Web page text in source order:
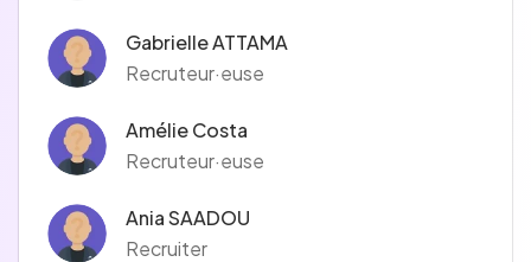
Gabrielle ATTAMA
Recruteur·euse
Amélie Costa
Recruteur·euse
Ania SAADOU
Recruiter